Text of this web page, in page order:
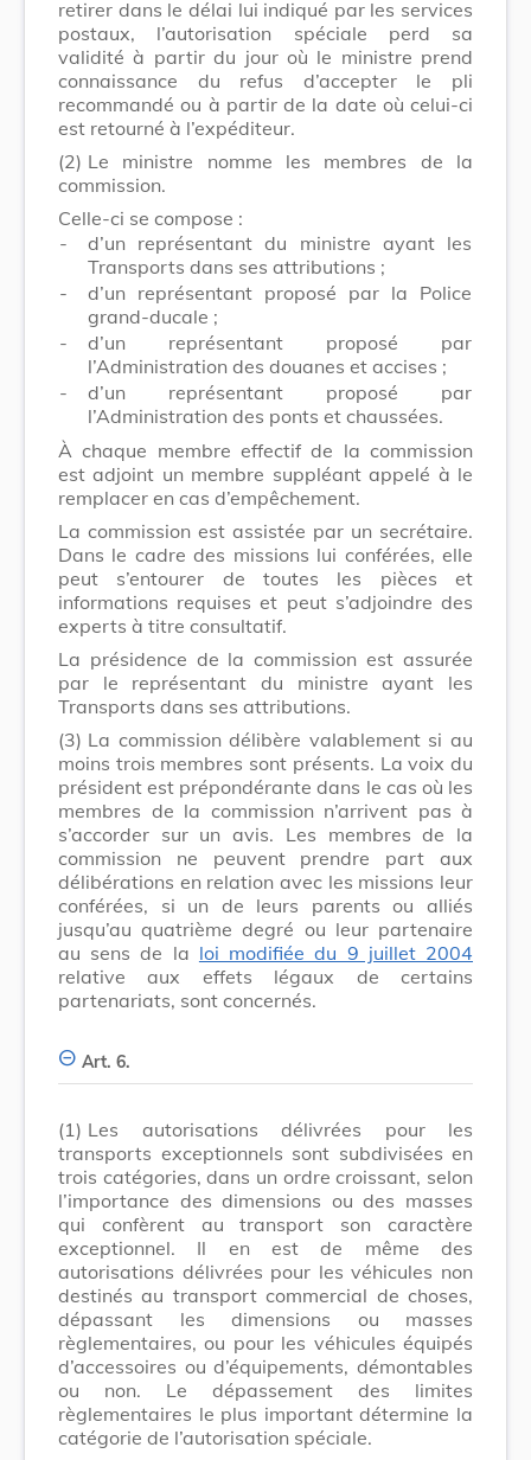
retirer dans le délai lui indiqué par les services
postaux, l’autorisation spéciale perd sa
validité à partir du jour où le ministre prend
connaissance du refus d’accepter le pli
recommandé ou à partir de la date où celui-ci
est retourné à l’expéditeur.
(2) Le ministre nomme les membres de la
commission.
Celle-ci se compose :
-
d’un représentant du ministre ayant les
Transports dans ses attributions ;
-
d’un représentant proposé par la Police
grand-ducale ;
-
d’un représentant proposé par
l’Administration des douanes et accises ;
-
d’un représentant proposé par
l’Administration des ponts et chaussées.
À chaque membre effectif de la commission
est adjoint un membre suppléant appelé à le
remplacer en cas d’empêchement.
La commission est assistée par un secrétaire.
Dans le cadre des missions lui conférées, elle
peut s’entourer de toutes les pièces et
informations requises et peut s’adjoindre des
experts à titre consultatif.
La présidence de la commission est assurée
par le représentant du ministre ayant les
Transports dans ses attributions.
(3) La commission délibère valablement si au
moins trois membres sont présents. La voix du
président est prépondérante dans le cas où les
membres de la commission n’arrivent pas à
s’accorder sur un avis. Les membres de la
commission ne peuvent prendre part aux
délibérations en relation avec les missions leur
conférées, si un de leurs parents ou alliés
jusqu’au quatrième degré ou leur partenaire
au sens de la loi modifiée du 9 juillet 2004
relative aux effets légaux de certains
partenariats, sont concernés.
Art. 6.
(1) Les autorisations délivrées pour les
transports exceptionnels sont subdivisées en
trois catégories, dans un ordre croissant, selon
l’importance des dimensions ou des masses
qui confèrent au transport son caractère
exceptionnel. Il en est de même des
autorisations délivrées pour les véhicules non
destinés au transport commercial de choses,
dépassant les dimensions ou masses
règlementaires, ou pour les véhicules équipés
d’accessoires ou d’équipements, démontables
ou non. Le dépassement des limites
règlementaires le plus important détermine la
catégorie de l’autorisation spéciale.